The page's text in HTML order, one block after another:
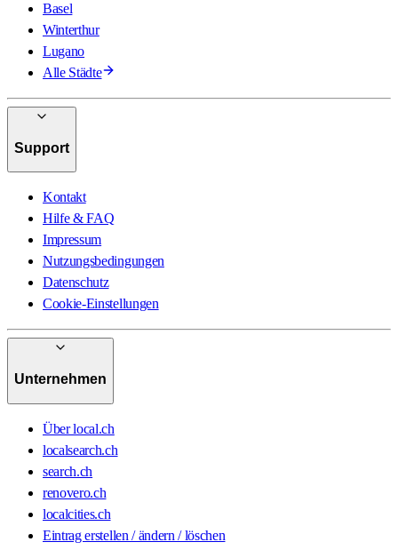
Basel
Winterthur
Lugano
Alle Städte
Support
Kontakt
Hilfe & FAQ
Impressum
Nutzungsbedingungen
Datenschutz
Cookie-Einstellungen
Unternehmen
Über local.ch
localsearch.ch
search.ch
renovero.ch
localcities.ch
Eintrag erstellen / ändern / löschen